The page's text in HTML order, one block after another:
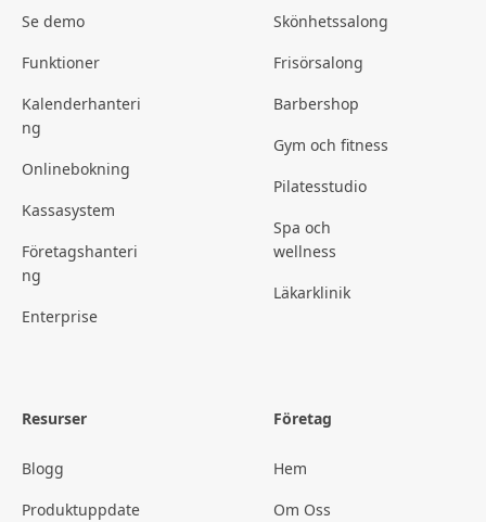
Se demo
Funktioner
Kalenderhanteri
ng
Onlinebokning
Kassasystem
Företagshanteri
ng
Enterprise
Skönhetssalong
Frisörsalong
Barbershop
Gym och fitness
Pilatesstudio
Spa och
wellness
Läkarklinik
Resurser
Blogg
Produktuppdate
Företag
Hem
Om Oss